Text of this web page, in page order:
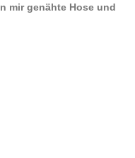
mir genähte Hose und